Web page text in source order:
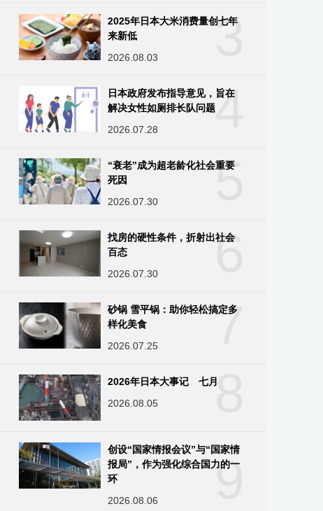
3
2025年日本大米消费量创七年
来新低
2026.08.03
4
日本政府发布指导意见，旨在
解决女性如厕排长队问题
2026.07.28
5
“衰老”成为超老龄化社会重要
死因
2026.07.30
6
找房的硬性条件，折射出社会
百态
2026.07.30
7
砂锅 雪平锅：助你轻松搞定多
样化美食
2026.07.25
8
2026年日本大事记 七月
2026.08.05
9
创设“国家情报会议”与“国家情
报局”，作为强化综合国力的一
环
2026.08.06